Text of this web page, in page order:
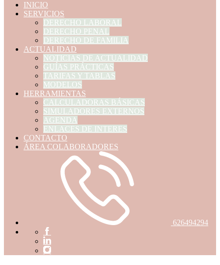
INICIO
SERVICIOS
DERECHO LABORAL
DERECHO PENAL
DERECHO DE FAMILIA
ACTUALIDAD
NOTICIAS DE ACTUALIDAD
GUÍAS PRÁCTICAS
TARIFAS Y TABLAS
MODELOS
HERRAMIENTAS
CALCULADORAS BÁSICAS
SIMULADORES EXTERNOS
AGENDA
ENLACES DE INTERES
CONTACTO
ÁREA COLABORADORES
626494294